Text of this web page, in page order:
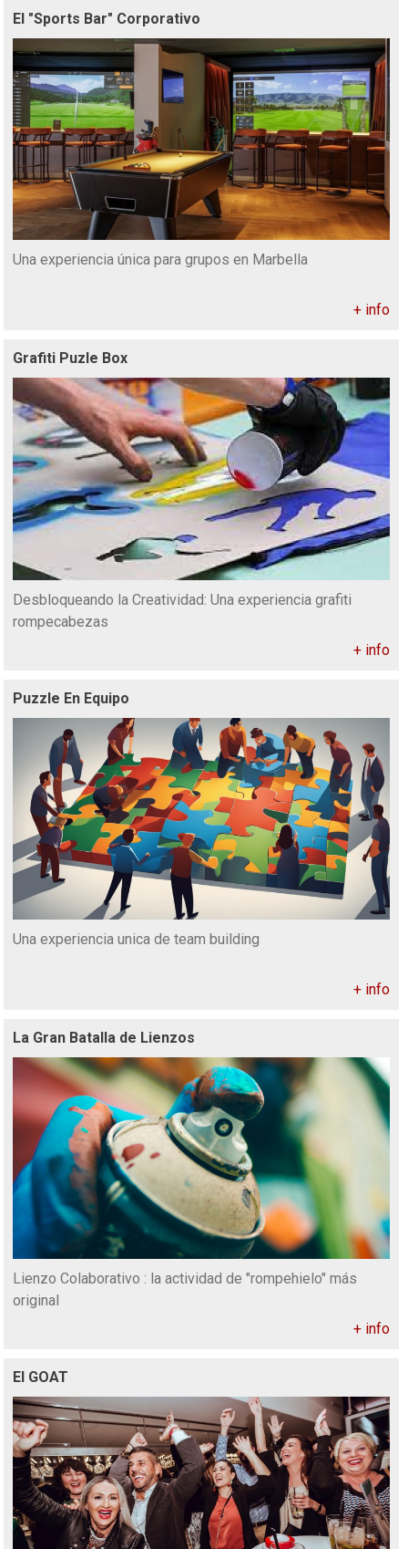
El "Sports Bar" Corporativo
Una experiencia única para grupos en Marbella
+ info
Grafiti Puzle Box
Desbloqueando la Creatividad: Una experiencia grafiti
rompecabezas
+ info
Puzzle En Equipo
Una experiencia unica de team building
+ info
La Gran Batalla de Lienzos
Lienzo Colaborativo : la actividad de "rompehielo" más
original
+ info
El GOAT